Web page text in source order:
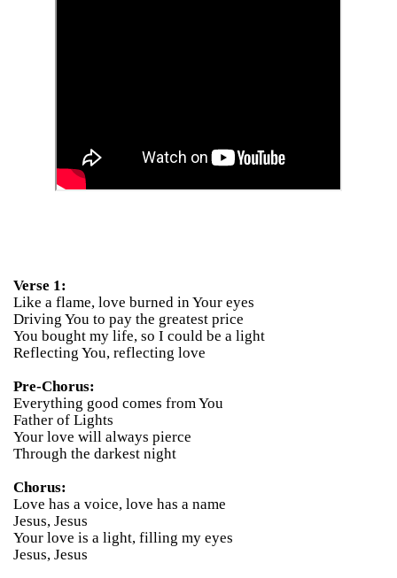
Verse 1:
Like a flame, love burned in Your eyes
Driving You to pay the greatest price
You bought my life, so I could be a light
Reflecting You, reflecting love
Pre-Chorus:
Everything good comes from You
Father of Lights
Your love will always pierce
Through the darkest night
Chorus:
Love has a voice, love has a name
Jesus, Jesus
Your love is a light, filling my eyes
Jesus, Jesus